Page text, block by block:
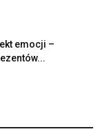
emocji –